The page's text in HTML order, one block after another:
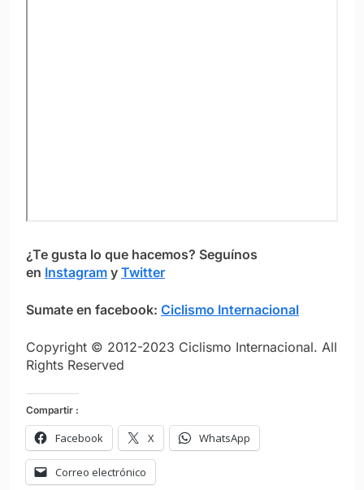
¿Te gusta lo que hacemos? Seguínos
en Instagram y Twitter
Sumate en facebook: Ciclismo Internacional
Copyright © 2012-2023 Ciclismo Internacional. All
Rights Reserved
Compartir :
Facebook X WhatsApp
Correo electrónico